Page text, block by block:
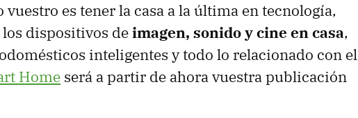
vuestro es tener la casa a la última en tecnología,
dispositivos deimagen, sonido y cine en casa,
inteligentes y todo lo relacionado con el
Home será a partir de ahora vuestra publicación